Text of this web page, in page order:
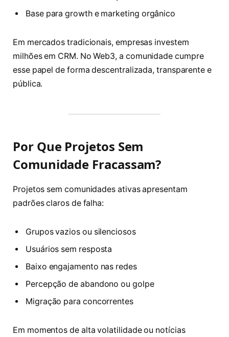
Base para growth e marketing orgânico
Em mercados tradicionais, empresas investem
milhões em CRM. No Web3, a comunidade cumpre
esse papel de forma descentralizada, transparente e
pública.
Por Que Projetos Sem
Comunidade Fracassam?
Projetos sem comunidades ativas apresentam
padrões claros de falha:
Grupos vazios ou silenciosos
Usuários sem resposta
Baixo engajamento nas redes
Percepção de abandono ou golpe
Migração para concorrentes
Em momentos de alta volatilidade ou notícias